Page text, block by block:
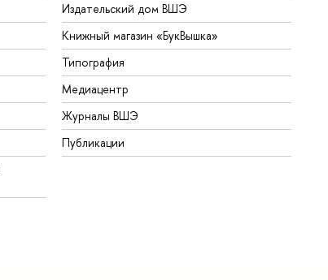
Издательский дом ВШЭ
Книжный магазин «БукВышка»
Типография
Медиацентр
Журналы ВШЭ
Публикации